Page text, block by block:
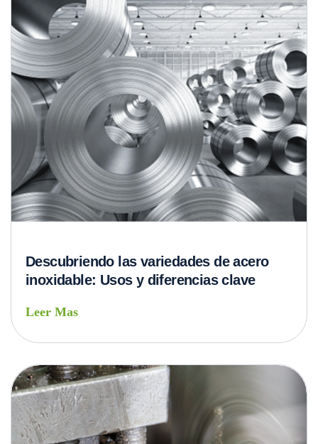
Descubriendo las variedades de acero
inoxidable: Usos y diferencias clave
Leer Mas